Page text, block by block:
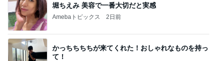
堀ちえみ 美容で一番大切だと実感
Amebaトピックス 2日前
かっちちちちが来てくれた！おしゃれなものを持っ
て！